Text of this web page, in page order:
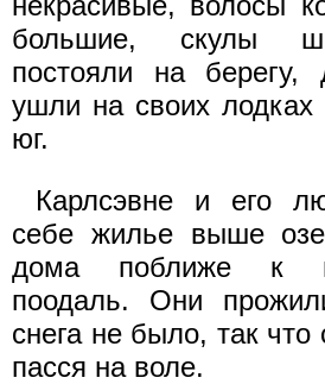
большие, скулы
постояли на берегу,
ушли на своих
юг.
Карлсэвне и его
себе жилье выше
дома поближе к
поодаль. Они
снега не было, так что
пасся на воле.